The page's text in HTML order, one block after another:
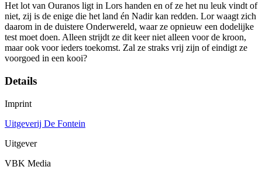
Het lot van Ouranos ligt in Lors handen en of ze het nu leuk vindt of
niet, zij is de enige die het land én Nadir kan redden. Lor waagt zich
daarom in de duistere Onderwereld, waar ze opnieuw een dodelijke
test moet doen. Alleen strijdt ze dit keer niet alleen voor de kroon,
maar ook voor ieders toekomst. Zal ze straks vrij zijn of eindigt ze
voorgoed in een kooi?
Details
Imprint
Uitgeverij De Fontein
Uitgever
VBK Media